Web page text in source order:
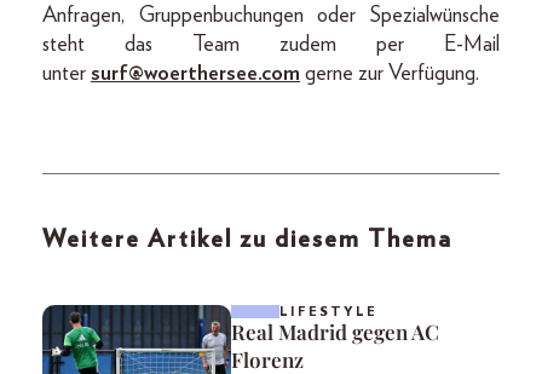
Anfragen, Gruppenbuchungen oder Spezialwünsche
steht das Team zudem per E-Mail
unter surf@woerthersee.com gerne zur Verfügung.
Weitere Artikel zu diesem Thema
LIFESTYLE
Real Madrid gegen AC
Florenz